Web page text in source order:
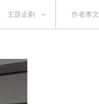
主題企劃 作者專文